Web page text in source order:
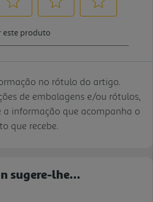
no rótulo do artigo.
de embalagens e/ou rótulos,
a informação que acompanha o
que recebe.
sugere-lhe...